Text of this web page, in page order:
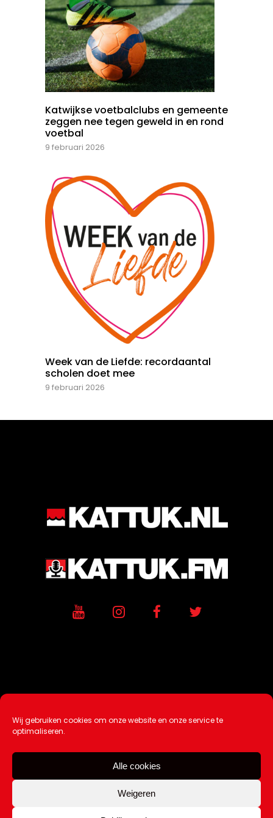
Wij gebruiken cookies om onze website en onze service te
optimaliseren.
Alle cookies
Weigeren
Katwijkse voetbalclubs en gemeente
zeggen nee tegen geweld in en rond
voetbal
9 februari 2026
Week van de Liefde: recordaantal
scholen doet mee
9 februari 2026
Ontwikkeling / Hosting doorAtSea
Over Ons |Tip de redactie
Contact